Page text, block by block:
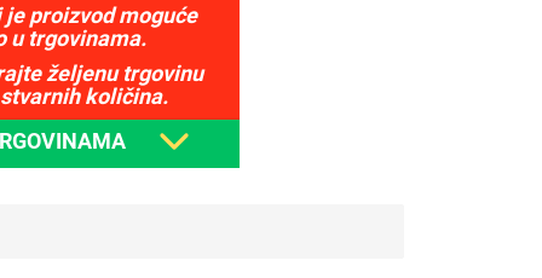
proizvod moguće
u trgovinama.
željenu trgovinu
količina.